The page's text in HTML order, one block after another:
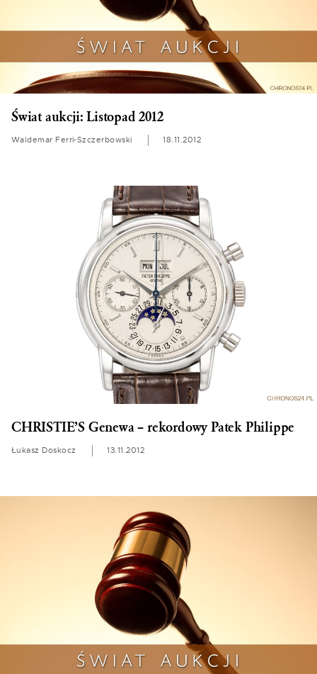
Świat aukcji: Listopad 2012
Waldemar Ferri-Szczerbowski 18.11.2012
CHRISTIE’S Genewa – rekordowy Patek Philippe
Łukasz Doskocz 13.11.2012